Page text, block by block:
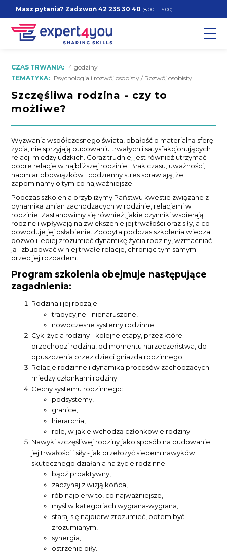
Masz pytania? Zadzwoń42 235 30 40 (8.00 – 15.00)
CZAS TRWANIA: 4 godziny
TEMATYKA: Psychologia i rozwój osobisty / Rozwój osobisty
Szczęśliwa rodzina - czy to
możliwe?
Wyzwania współczesnego świata, dbałość o materialną sferę
życia, nie sprzyjają budowaniu trwałych i satysfakcjonujących
relacji międzyludzkich. Coraz trudniej jest również utrzymać
dobre relacje w najbliższej rodzinie. Brak czasu, uważności,
nadmiar obowiązków i codzienny stres sprawiają, że
zapominamy o tym co najważniejsze.
Podczas szkolenia przybliżymy Państwu kwestie związane z
dynamiką zmian zachodzących w rodzinie, relacjami w
rodzinie. Zastanowimy się również, jakie czynniki wspierają
rodzinę i wpływają na zwiększenie jej trwałości oraz siły, a co
powoduje jej osłabienie. Zdobyta podczas szkolenia wiedza
pozwoli lepiej zrozumieć dynamikę życia rodziny, wzmacniać
ją i zbudować w niej trwałe relacje, chroniąc tym samym
przed jej rozpadem.
Program szkolenia obejmuje następujące
zagadnienia:
Rodzina i jej rodzaje:
tradycyjne - nienaruszone,
nowoczesne systemy rodzinne.
Cykl życia rodziny - kolejne etapy, przez które
przechodzi rodzina, od momentu narzeczeństwa, do
opuszczenia przez dzieci gniazda rodzinnego.
Relacje rodzinne i dynamika procesów zachodzących
między członkami rodziny.
Cechy systemu rodzinnego:
podsystemy,
granice,
hierarchia,
role, w jakie wchodzą członkowie rodziny.
Nawyki szczęśliwej rodziny jako sposób na budowanie
jej trwałości i siły - jak przełożyć siedem nawyków
skutecznego działania na życie rodzinne:
bądź proaktywny,
zaczynaj z wizją końca,
rób najpierw to, co najważniejsze,
myśl w kategoriach wygrana-wygrana,
staraj się najpierw zrozumieć, potem być
zrozumianym,
synergia,
ostrzenie piły.